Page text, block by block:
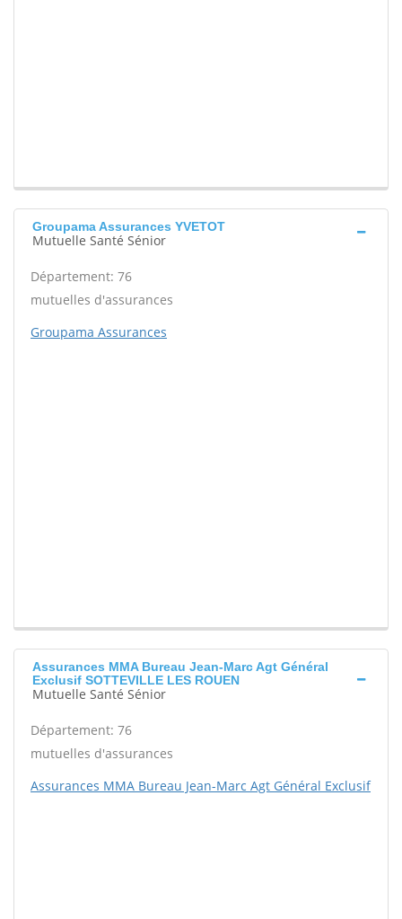
Groupama Assurances YVETOT
Mutuelle Santé Sénior
Département: 76
mutuelles d'assurances
Groupama Assurances
Assurances MMA Bureau Jean-Marc Agt Général
Exclusif SOTTEVILLE LES ROUEN
Mutuelle Santé Sénior
Département: 76
mutuelles d'assurances
Assurances MMA Bureau Jean-Marc Agt Général Exclusif